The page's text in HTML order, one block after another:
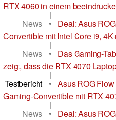
RTX 4060 in einem
|
News
•
Deal: Asus
Convertible mit Intel Core i9,
|
News
•
Das Gaming-
zeigt, dass die RTX 4070
|
Testbericht
•
Asus ROG
Gaming-Convertible mit RTX
|
News
•
Deal: Asus